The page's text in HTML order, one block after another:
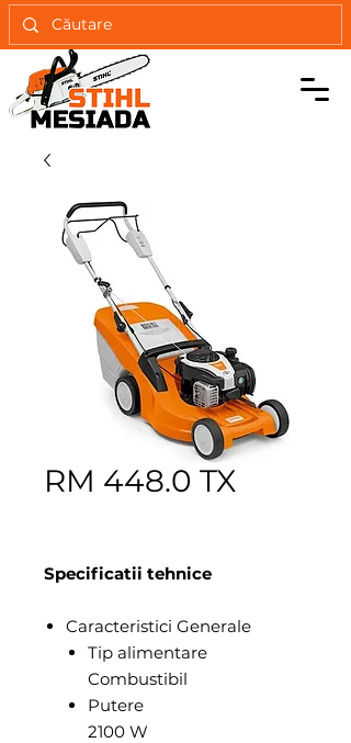
RM 448.0 TX
Specificatii tehnice
Caracteristici Generale
Tip alimentare
Combustibil
Putere
2100 W